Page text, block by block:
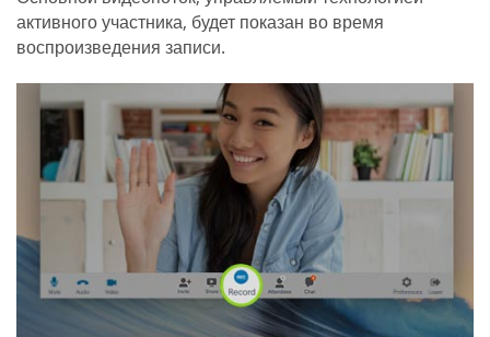
активного участника, будет показан во время
воспроизведения записи.